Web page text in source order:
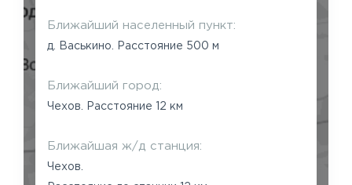
Ближайший населенный пункт:
д. Васькино. Расстояние 500 м
Ближайший город:
Чехов. Расстояние 12 км
Ближайшая ж/д станция:
Чехов.